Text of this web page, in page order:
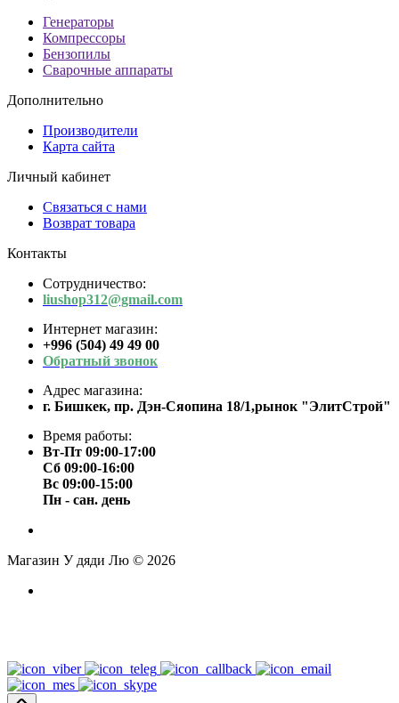
Генераторы
Компрессоры
Бензопилы
Сварочные аппараты
Дополнительно
Производители
Карта сайта
Личный кабинет
Связаться с нами
Возврат товара
Контакты
Сотрудничество:
liushop312@gmail.com
Интернет магазин:
+996 (504) 49 49 00
Обратный звонок
Адрес магазина:
г. Бишкек, пр. Дэн-Сяопина 18/1,рынок "ЭлитСтрой"
Время работы:
Вт-Пт 09:00-17:00
Сб 09:00-16:00
Вс 09:00-15:00
Пн - сан. день
Магазин У дяди Лю © 2026